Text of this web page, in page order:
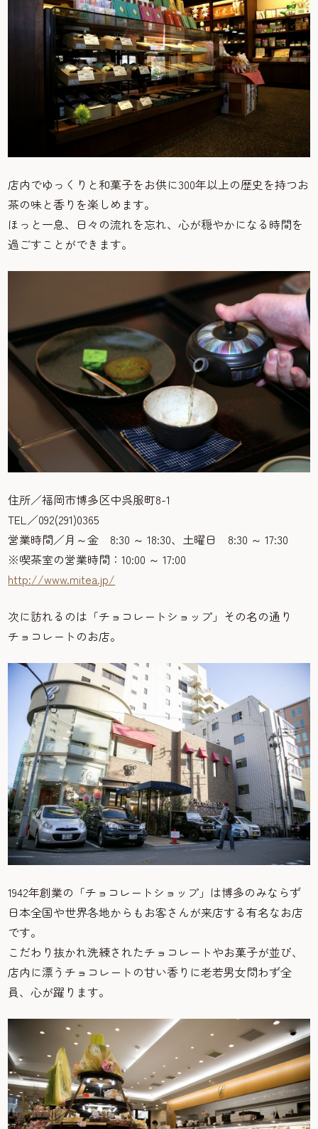
店内でゆっくりと和菓子をお供に300年以上の歴史を持つお
茶の味と香りを楽しめます。
ほっと一息、日々の流れを忘れ、心が穏やかになる時間を
過ごすことができます。
住所／福岡市博多区中呉服町8-1
TEL／092(291)0365
営業時間／月～金 8:30 ～ 18:30、土曜日 8:30 ～ 17:30
※喫茶室の営業時間：10:00 ～ 17:00
http://www.mitea.jp/
次に訪れるのは「チョコレートショップ」その名の通り
チョコレートのお店。
1942年創業の「チョコレートショップ」は博多のみならず
日本全国や世界各地からもお客さんが来店する有名なお店
です。
こだわり抜かれ洗練されたチョコレートやお菓子が並び、
店内に漂うチョコレートの甘い香りに老若男女問わず全
員、心が躍ります。